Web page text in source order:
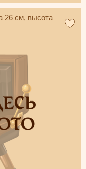
26 см, высота